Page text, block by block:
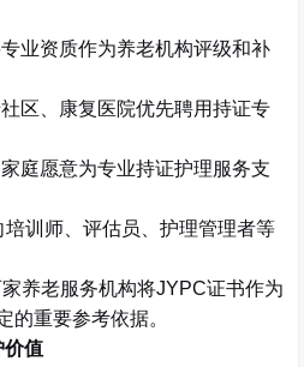
专业资质作为养老机构评级和补
社区、康复医院优先聘用持证专
家庭愿意为专业持证护理服务支
培训师、评估员、护理管理者等
养老服务机构将JYPC证书作为
的重要参考依据。
价值